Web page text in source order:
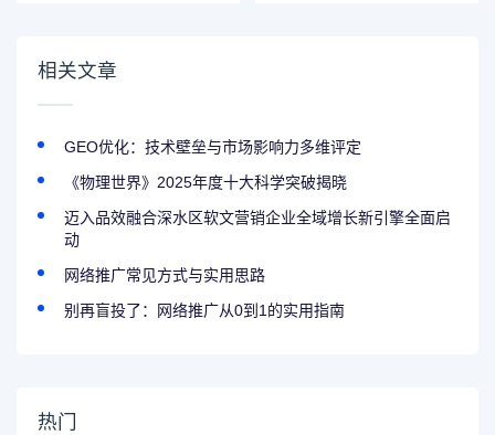
相关文章
GEO优化：技术壁垒与市场影响力多维评定
《物理世界》2025年度十大科学突破揭晓
迈入品效融合深水区软文营销企业全域增长新引擎全面启
动
网络推广常见方式与实用思路
别再盲投了：网络推广从0到1的实用指南
热门